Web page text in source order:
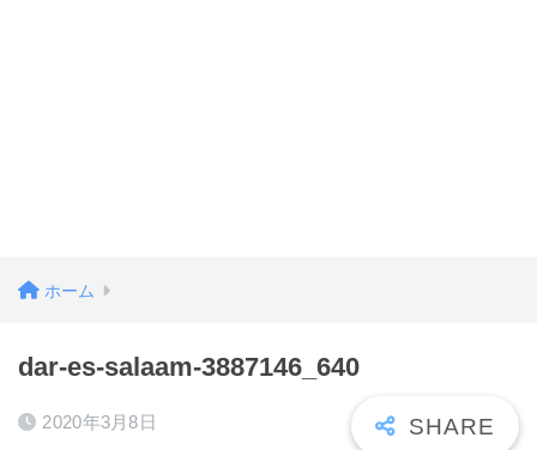
ホーム
dar-es-salaam-3887146_640
2020年3月8日